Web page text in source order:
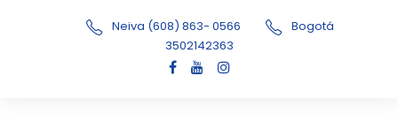
Neiva (608) 863- 0566
Bogotá
3502142363